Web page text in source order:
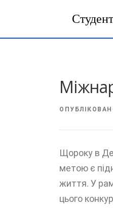
Щороку в
метою є
життя. У
цього